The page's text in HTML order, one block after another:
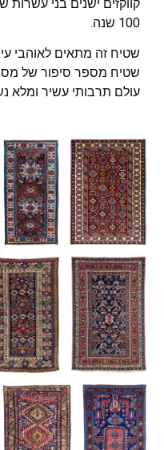
קווקזים ישנים בני
100 שנה.
שטיח זה מתאים לאוהבי
שטיח מספר סיפור של
עולם תרבותי עשיר ומלא